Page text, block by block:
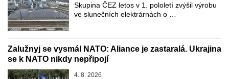
Skupina ČEZ letos v 1. pololetí zvýšil výrobu
ve slunečních elektrárnách o …
Zalužnyj se vysmál NATO: Aliance je zastaralá. Ukrajina
se k NATO nikdy nepřipojí
4. 8. 2026